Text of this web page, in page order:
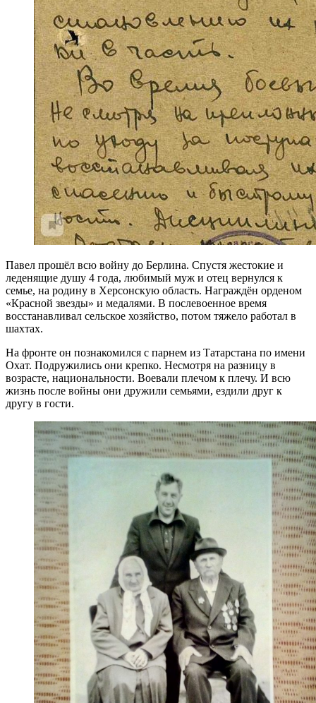
Павел прошёл всю войну до Берлина. Спустя жестокие и
леденящие душу 4 года, любимый муж и отец вернулся к
семье, на родину в Херсонскую область. Награждён орденом
«Красной звезды» и медалями. В послевоенное время
восстанавливал сельское хозяйство, потом тяжело работал в
шахтах.
На фронте он познакомился с парнем из Татарстана по имени
Охат. Подружились они крепко. Несмотря на разницу в
возрасте, национальности. Воевали плечом к плечу. И всю
жизнь после войны они дружили семьями, ездили друг к
другу в гости.